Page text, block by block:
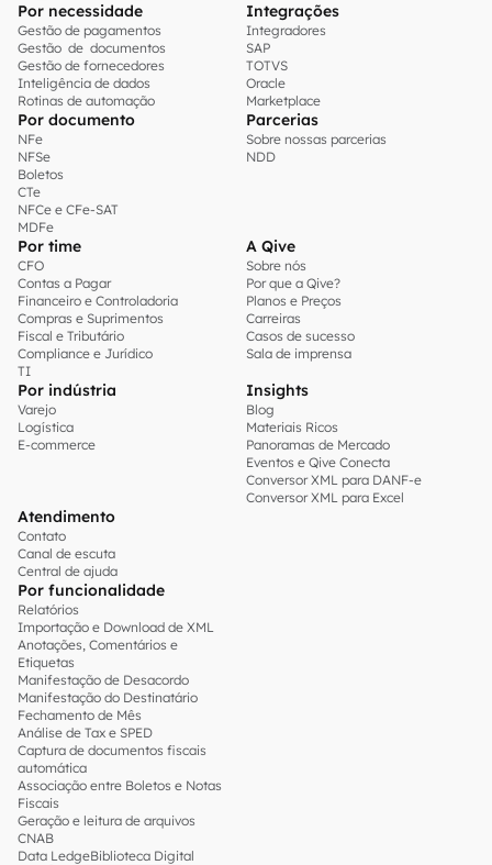
Por necessidade
Gestão de pagamentos
Gestão de documentos
Gestão de fornecedores
Inteligência de dados
Rotinas de automação
Integrações
Integradores
SAP
TOTVS
Oracle
Marketplace
Por documento
NFe
NFSe
Boletos
CTe
NFCe e CFe-SAT
MDFe
Parcerias
Sobre nossas parcerias
NDD
Por time
CFO
Contas a Pagar
Financeiro e Controladoria
Compras e Suprimentos
Fiscal e Tributário
Compliance e Jurídico
TI
A Qive
Sobre nós
Por que a Qive?
Planos e Preços
Carreiras
Casos de sucesso
Sala de imprensa
Por indústria
Varejo
Logística
E-commerce
Insights
Blog
Materiais Ricos
Panoramas de Mercado
Eventos e Qive Conecta
Conversor XML para DANF-e
Conversor XML para Excel
Atendimento
Contato
Canal de escuta
Central de ajuda
Por funcionalidade
Relatórios
Importação e Download de XML
Anotações, Comentários e
Etiquetas
Manifestação de Desacordo
Manifestação do Destinatário
Fechamento de Mês
Análise de Tax e SPED
Captura de documentos fiscais
automática
Associação entre Boletos e Notas
Fiscais
Geração e leitura de arquivos
CNAB
Data LedgeBiblioteca Digital